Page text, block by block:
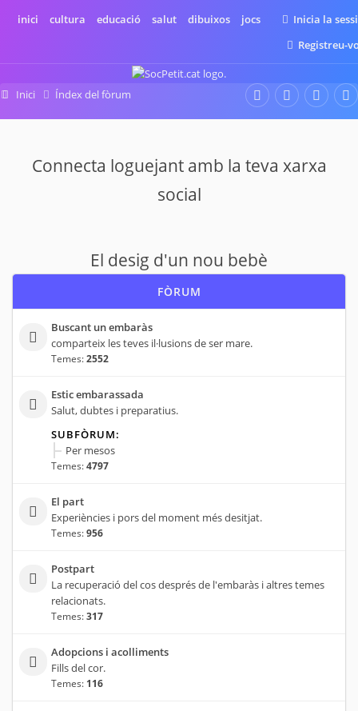
inici cultura educació salut dibuixos jocs
Inicia la
Registreu-
Inici
Índex del fòrum
El desig d'un nou bebè
Connecta loguejant amb la teva xarxa
social
El desig d'un nou bebè
FÒRUM
Buscant un embaràs
comparteix les teves il·lusions de ser mare.
Temes:2552
Estic embarassada
Salut, dubtes i preparatius.
SUBFÒRUM:
Per mesos
Temes:4797
El part
Experiències i pors del moment més desitjat.
Temes:956
Postpart
La recuperació del cos després de l'embaràs i altres temes
relacionats.
Temes:317
Adopcions i acolliments
Fills del cor.
Temes: 116